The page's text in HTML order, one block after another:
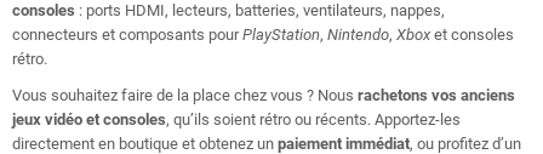
consoles : ports HDMI, lecteurs, batteries, ventilateurs, nappes,
connecteurs et composants pourPlayStation, Nintendo, Xbox et consoles
rétro.
Vous souhaitez faire de la place chez vous ? Nous rachetons vos anciens
jeux vidéo et consoles, qu’ils soient rétro ou récents. Apportez-les
directement en boutique et obtenez un paiement immédiat, ou profitez d’un